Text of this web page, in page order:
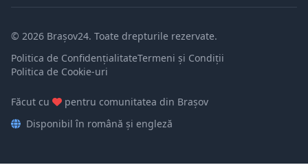
© 2026 Brașov24. Toate drepturile rezervate.
Politica de ConfidențialitateTermeni și Condiții
Politica de Cookie-uri
Făcut cu
pentru comunitatea din Brașov
Disponibil în română și engleză